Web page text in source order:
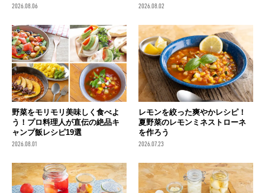
2026.08.06 2026.08.02
野菜をモリモリ美味しく食べよ
う！プロ料理人が直伝の絶品キ
ャンプ飯レシピ19選
2026.08.01
レモンを絞った爽やかレシピ！
夏野菜のレモンミネストローネ
を作ろう
2026.07.23